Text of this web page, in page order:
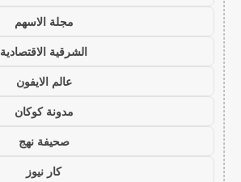
مجلة الاسهم
الشرقية الاقتصادية
عالم الايفون
مدونة كوكان
صحيفة نهج
كار نيوز